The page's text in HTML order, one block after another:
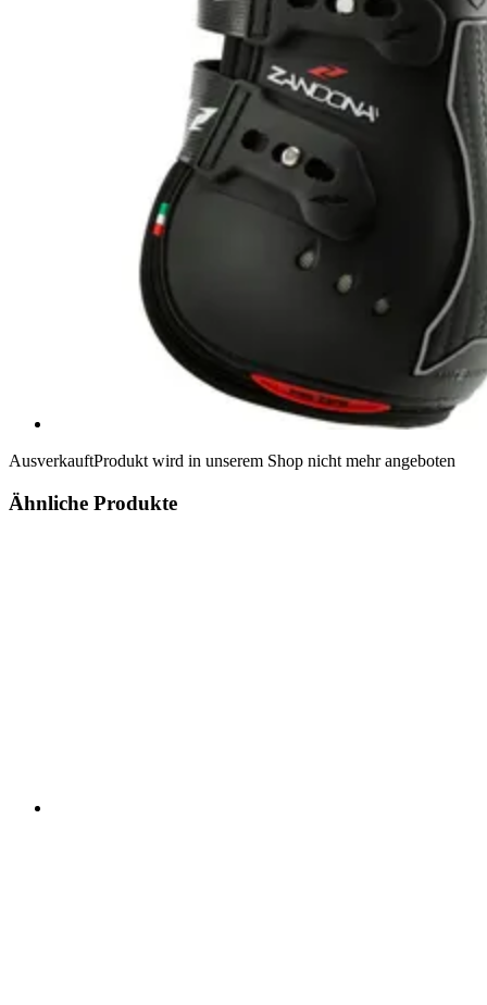
AusverkauftProdukt wird in unserem Shop nicht mehr angeboten
Ähnliche Produkte